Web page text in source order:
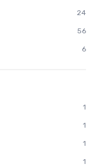
24
56
6
1
1
1
1